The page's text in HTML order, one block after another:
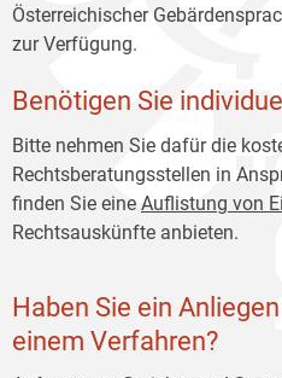
Österreichischer
zur Verfügung.
Benötigen Sie
Bitte nehmen Sie dafür die
Rechtsberatungsstellen in
finden Sie eine Auflistung von
Rechtsauskünfte anbieten.
Haben Sie ein
einem Verfahren?